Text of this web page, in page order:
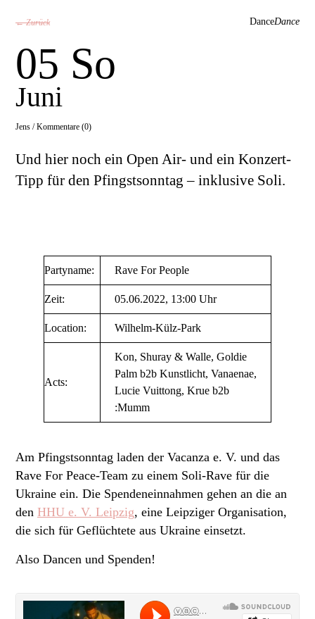
← Zurück DanceDance
05 So
Juni
Jens /Kommentare (0)
Und hier noch ein Open Air- und ein Konzert-
Tipp für den Pfingstsonntag – inklusive Soli.
Partyname: Rave For People
Zeit: 05.06.2022, 13:00 Uhr
Location: Wilhelm-Külz-Park
Acts:
Kon, Shuray & Walle, Goldie
Palm b2b Kunstlicht, Vanaenae,
Lucie Vuittong, Krue b2b
:Mumm
Am Pfingstsonntag laden der Vacanza e. V. und das
Rave For Peace-Team zu einem Soli-Rave für die
Ukraine ein. Die Spendeneinnahmen gehen an die an
den HHU e. V. Leipzig, eine Leipziger Organisation,
die sich für Geflüchtete aus Ukraine einsetzt.
Also Dancen und Spenden!